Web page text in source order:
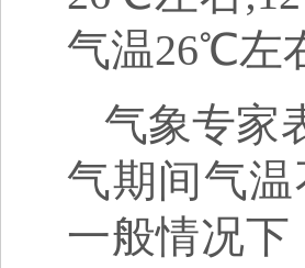
气温26℃左
气象专家
气期间气
一般情况下